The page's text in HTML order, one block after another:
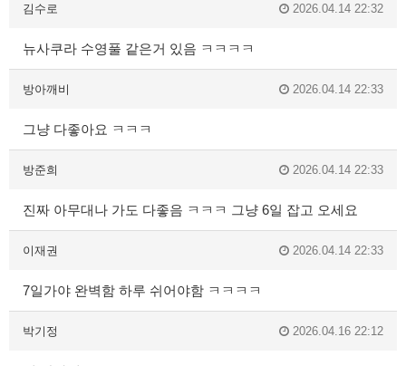
김수로 2026.04.14 22:32
뉴사쿠라 수영풀 같은거 있음 ㅋㅋㅋㅋ
방아깨비 2026.04.14 22:33
그냥 다좋아요 ㅋㅋㅋ
방준희 2026.04.14 22:33
진짜 아무대나 가도 다좋음 ㅋㅋㅋ 그냥 6일 잡고 오세요
이재권 2026.04.14 22:33
7일가야 완벽함 하루 쉬어야함 ㅋㅋㅋㅋ
박기정 2026.04.16 22:12